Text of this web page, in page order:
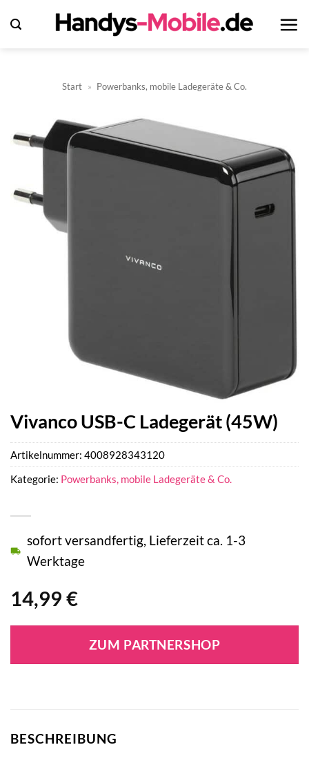
Inhalt
Start » Powerbanks, mobile Ladegeräte & Co.
Vivanco USB-C Ladegerät (45W)
14,99 €
sofort versandfertig, Lieferzeit ca. 1-3
Werktage
ZUM PARTNERSHOP
Artikelnummer: 4008928343120
Kategorie: Powerbanks, mobile Ladegeräte & Co.
BESCHREIBUNG